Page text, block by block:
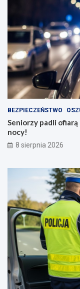
BEZPIECZEŃSTWO
Seniorzy padli
nocy!
8 sierpnia 2026